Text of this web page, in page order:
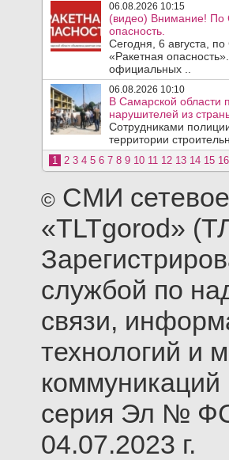
06.08.2026 10:15
(видео) Внимание! По
опасность.
Сегодня, 6 августа,
«Ракетная
официальных ..
06.08.2026 10:10
В Самарской области
нарушителей из
Сотрудниками
территории
1 2 3 4 5 6 7 8 9 10 11 12 13 14 15 16
© СМИ
«TLTgorod»
службой по
связи,
технологий и
серия Эл №
04.07.2023 г.